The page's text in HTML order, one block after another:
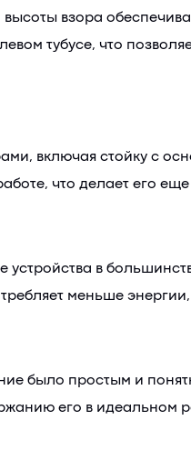
взора
тубусе, что
включая стойку с
что делает его
устройства в
меньше
было простым и
его в идеальном